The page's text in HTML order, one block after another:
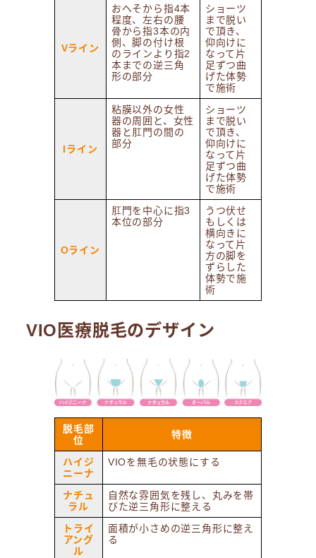
Vライン
おへそから指4本
程度、左右の腰
骨から指3本の内
側、脚の付け根
のラインより指2
本までの逆三角
形の部分
ショーツ
まで脱い
で頂き、
仰向けに
なって片
足ずつ曲
げた体勢
で施術
Iライン
粘膜以外の女性
器の周囲と、女性
器と肛門の間の
部分
ショーツ
まで脱い
で頂き、
仰向けに
なって片
足ずつ曲
げた体勢
で施術
Oライン
肛門を中心に指3
本位の部分
うつ伏せ
もしくは
横向きに
なって片
方の脚を
ずらした
体勢で施
術
VIO医療脱毛のデザイン
脱毛部
位
特徴
ハイジ
ニーナ
VIOを無毛の状態にする
ナチュ
ラル
自然な雰囲気を残し、丸みを帯
びた逆三角形に整える
トライ
アング
ル
面積が小さめの逆三角形に整え
る